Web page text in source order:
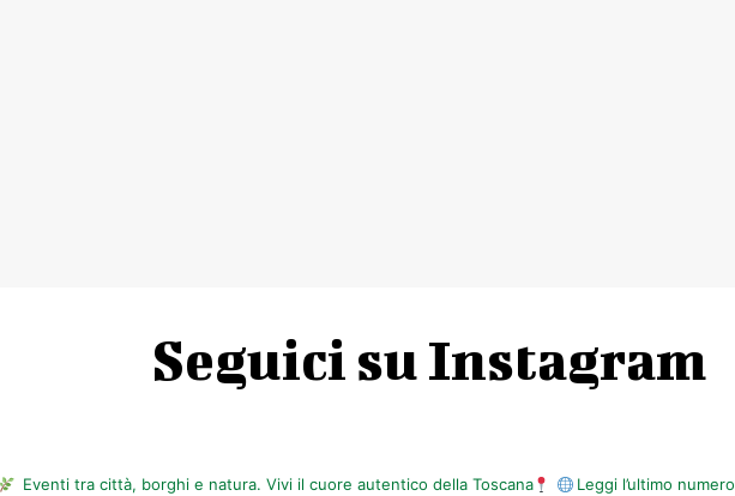
Seguici su Instagram
Eventi tra città, borghi e natura. Vivi il cuore autentico della Toscana Leggi l’ultimo numero